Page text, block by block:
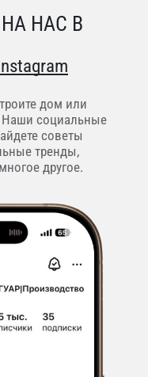
НАС В
дом или
Наши социальные
советы
тренды,
другое.